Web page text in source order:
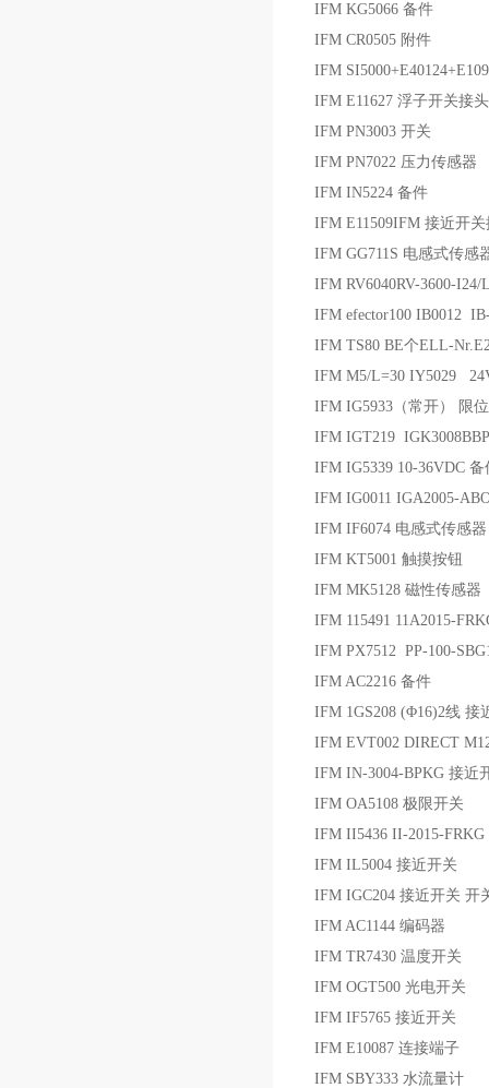
IFM KG5066 备件
IFM CR0505 附件
IFM
IFM E11627 浮子开关接头
IFM PN3003 开关
IFM PN7022 压力传感器
IFM IN5224 备件
IFM E11509IFM 接近开
IFM GG711S 电感式传感
IFM RV6040RV-3600-
IFM efector100 IB0012
IFM TS80 BE个ELL-
IFM M5/L=30 IY5029
IFM IG5933（常开） 限
IFM IGT219
IFM IG5339 10-36VDC 备
IFM IG0011 IGA2005-
IFM IF6074 电感式传感器
IFM KT5001 触摸按钮
IFM MK5128 磁性传感器
IFM 115491 11A2015-
IFM PX7512 PP-100-
IFM AC2216 备件
IFM 1GS208 (Φ16)2线 接
IFM EVT002 DIRECT
IFM IN-3004-BPKG 接近
IFM OA5108 极限开关
IFM II5436 II-2015-
IFM IL5004 接近开关
IFM IGC204 接近开关 开
IFM AC1144 编码器
IFM TR7430 温度开关
IFM OGT500 光电开关
IFM IF5765 接近开关
IFM E10087 连接端子
IFM SBY333 水流量计